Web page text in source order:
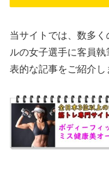
当サイトでは、数多
ルの女子選手に客員
表的な記事をご紹介し